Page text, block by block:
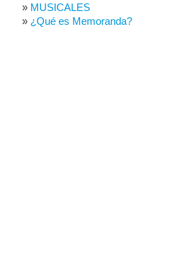
MUSICALES
¿Qué es Memoranda?